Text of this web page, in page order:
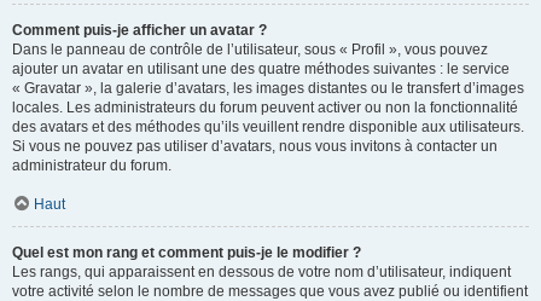
Comment puis-je afficher un avatar ?
Dans le panneau de contrôle de l’utilisateur, sous « Profil », vous pouvez
ajouter un avatar en utilisant une des quatre méthodes suivantes : le service
« Gravatar », la galerie d’avatars, les images distantes ou le transfert d’images
locales. Les administrateurs du forum peuvent activer ou non la fonctionnalité
des avatars et des méthodes qu’ils veuillent rendre disponible aux utilisateurs.
Si vous ne pouvez pas utiliser d’avatars, nous vous invitons à contacter un
administrateur du forum.
Haut
Quel est mon rang et comment puis-je le modifier ?
Les rangs, qui apparaissent en dessous de votre nom d’utilisateur, indiquent
votre activité selon le nombre de messages que vous avez publié ou identifient